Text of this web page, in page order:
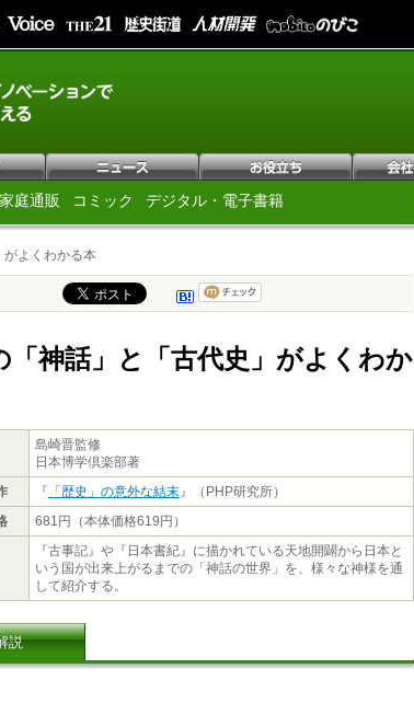
家庭通販 コミック デジタル・電子書籍
がよくわかる本
「神話」と「古代史」がよくわか
島崎晋監修
日本博学倶楽部著
『 「歴史」の意外な結末』（PHP研究所）
681円（本体価格619円）
『古事記』や『日本書紀』に描かれている天地開闢から日本と
いう国が出来上がるまでの「神話の世界」を、様々な神様を通
して紹介する。
説